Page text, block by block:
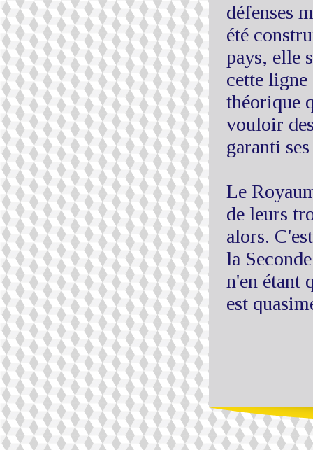
défenses
été
pays, elle
cette ligne
théorique
vouloir
garanti
Le
de leurs
alors.
la
n'en étant
est